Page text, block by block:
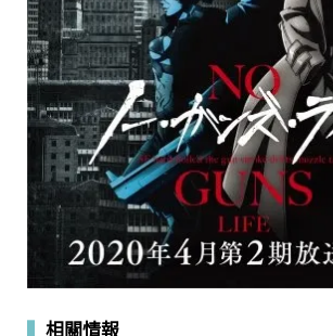
相關情報